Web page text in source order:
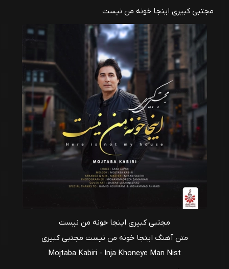
مجتبی کبیری اینجا خونه من نیست
مجتبی کبیری اینجا خونه من نیست
متن آهنگ اینجا خونه من نیست مجتبی کبیری
Mojtaba Kabiri - Inja Khoneye Man Nist